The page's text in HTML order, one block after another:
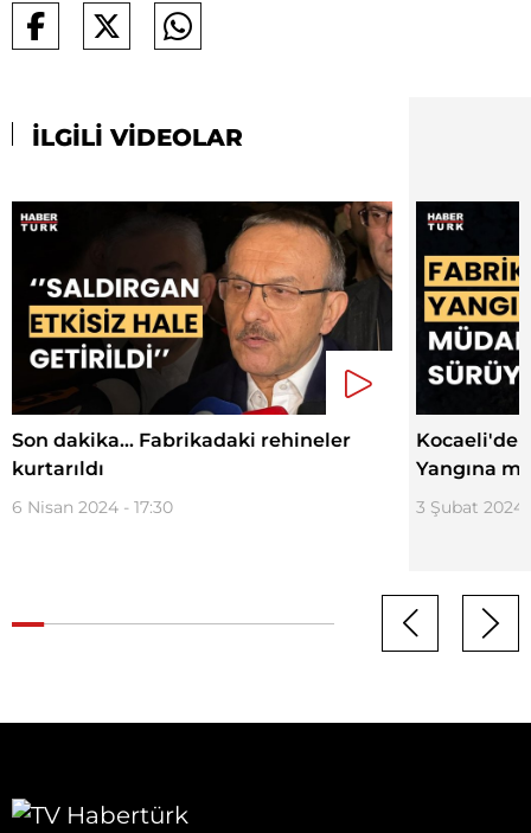
İLGİLİ VİDEOLAR
Son dakika... Fabrikadaki rehineler
kurtarıldı
6 Nisan 2024 - 17:30
Kocaeli'de
Yangına
3 Şubat 2024